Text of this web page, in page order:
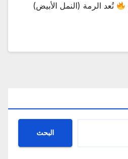
تُعد الرمة (النمل الأبيض)
البحث